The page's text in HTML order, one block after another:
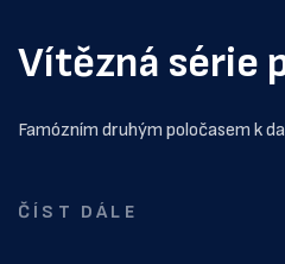
Vítězná série
Famózním druhým poločasem k
ČÍST DÁLE